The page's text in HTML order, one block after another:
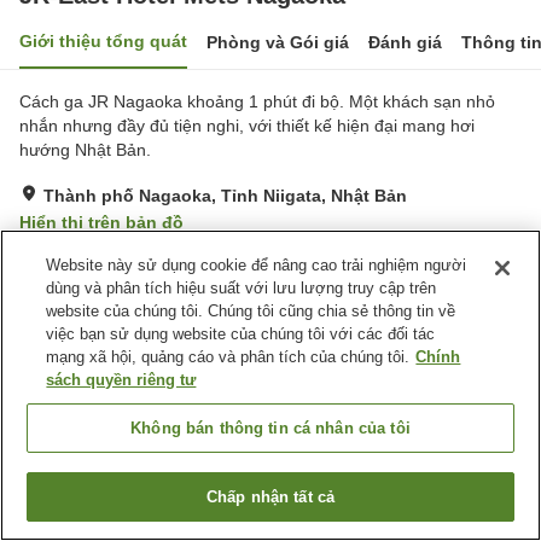
Giới thiệu tổng quát Phòng và Gói giá Đánh giá Thông
Cách ga JR Nagaoka khoảng 1 phút đi bộ. Một khách sạn nhỏ
nhắn nhưng đầy đủ tiện nghi, với thiết kế hiện đại mang hơi
hướng Nhật Bản.
Thành phố Nagaoka, Tỉnh Niigata, Nhật Bản
Hiển thị trên bản đồ
Rất tốt Đánh giá:559 lượt
Tiện nghi chỗ nghỉ
Wi-Fi
Bãi đỗ xe
Máy bán hàng tự động
Trang chủ Nhật Bản Tỉnh Niigata
Thành phố Nagaoka
JR-East Hotel Mets Nagaoka
Tìm phòng trống
Website này sử dụng cookie để nâng cao trải nghiệm người
dùng và phân tích hiệu suất với lưu lượng truy cập trên
website của chúng tôi. Chúng tôi cũng chia sẻ thông tin về
việc bạn sử dụng website của chúng tôi với các đối tác
mạng xã hội, quảng cáo và phân tích của chúng tôi. Chính
sách quyền riêng tư
Không bán thông tin cá nhân của tôi
Chấp nhận tất cả